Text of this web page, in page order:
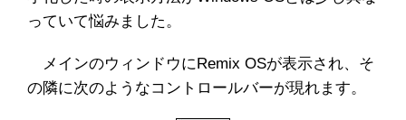
っていて悩みました。
メインのウィンドウにRemix OSが表示され、そ
の隣に次のようなコントロールバーが現れます。